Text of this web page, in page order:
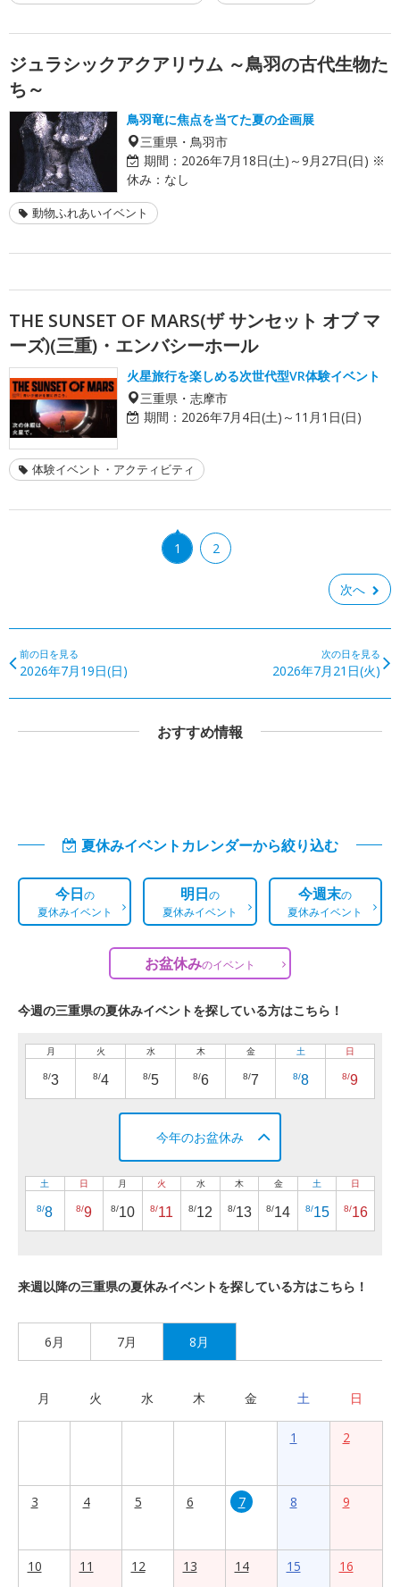
ジュラシックアクアリウム ～鳥羽の古代生物た
ち～
鳥羽竜に焦点を当てた夏の企画展
三重県・鳥羽市
期間： 2026年7月18日(土)～9月27日(日) ※
休み：なし
動物ふれあいイベント
THE SUNSET OF MARS(ザ サンセット オブ マ
ーズ)(三重)・エンバシーホール
火星旅行を楽しめる次世代型VR体験イベント
三重県・志摩市
期間： 2026年7月4日(土)～11月1日(日)
体験イベント・アクティビティ
1 2
次へ
前の日を見る
2026年7月19日(日)
次の日を見る
2026年7月21日(火)
おすすめ情報
夏休みイベントカレンダーから絞り込む
今日の
夏休みイベント
明日の
夏休みイベント
今週末の
夏休みイベント
お盆休みのイベント
今週の三重県の夏休みイベントを探している方はこちら！
月
8/3
火
8/4
水
8/5
木
8/6
金
8/7
土
8/8
日
8/9
今年のお盆休み
土
8/8
日
8/9
月
8/10
火
8/11
水
8/12
木
8/13
金
8/14
土
8/15
日
8/16
来週以降の三重県の夏休みイベントを探している方はこちら！
6月 7月 8月
月 火 水 木 金 土 日
1 2
3 4 5 6 7 8 9
10
11
12
13
14
15
16